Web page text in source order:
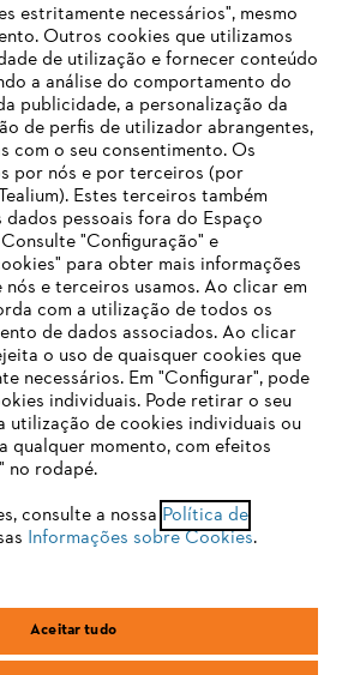
venda Proteção de Dados
NÃO SUPORTA
que ainda não suportamos. Para
nosso site, recomendamos que altere
navegadores:
chrome
edge
estritamente necessários", mesmo
Outros cookies que utilizamos
de utilização e fornecer conteúdo
a análise do comportamento do
publicidade, a personalização da
de perfis de utilizador abrangentes,
com o seu consentimento. Os
por nós e por terceiros (por
Estes terceiros também
pessoais fora do Espaço
"Configuração" e
para obter mais informações
e terceiros usamos. Ao clicar em
com a utilização de todos os
de dados associados. Ao clicar
o uso de quaisquer cookies que
necessários. Em "Configurar", pode
individuais. Pode retirar o seu
utilização de cookies individuais ou
qualquer momento, com efeitos
no rodapé.
consulte a nossa Política de
Informações sobre Cookies.
Aceitar tudo